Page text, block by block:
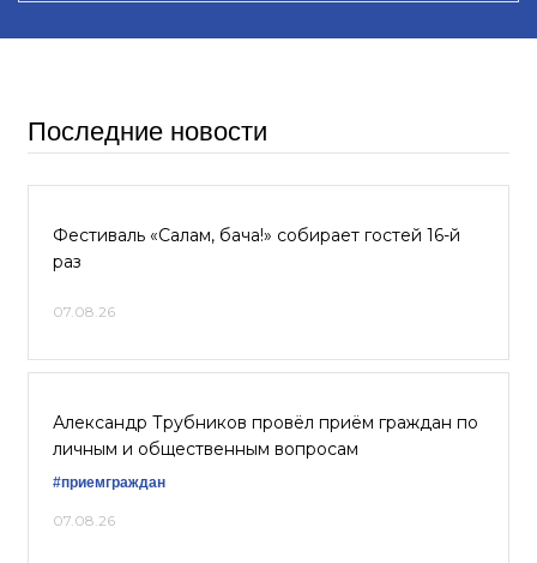
Последние новости
Фестиваль «Салам, бача!» собирает гостей 16-й
раз
07.08.26
Александр Трубников провёл приём граждан по
личным и общественным вопросам
#приемграждан
07.08.26